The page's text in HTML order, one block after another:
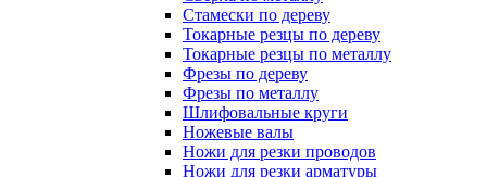
Стамески по дереву
Токарные резцы по дереву
Токарные резцы по металлу
Фрезы по дереву
Фрезы по металлу
Шлифовальные круги
Ножевые валы
Ножи для резки проводов
Ножи для резки арматуры